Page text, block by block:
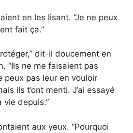
en les lisant. “Je ne peux
fait ça.”
dit-il doucement en
“Ils ne me faisaient pas
peux pas leur en vouloir
ils t’ont menti. J’ai essayé
vie depuis.”
aux yeux. “Pourquoi